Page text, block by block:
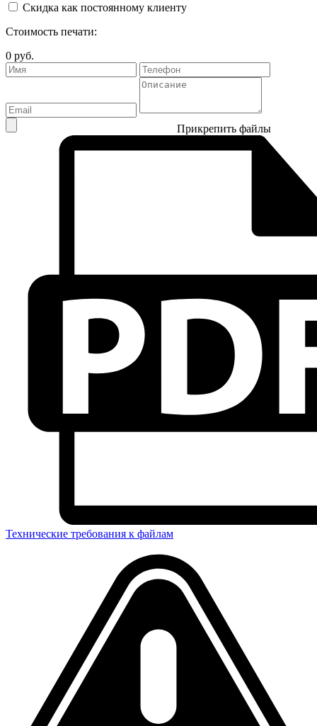
Скидка как постоянному клиенту
Стоимость печати:
0 руб.
Прикрепить файлы
Технические требования к файлам